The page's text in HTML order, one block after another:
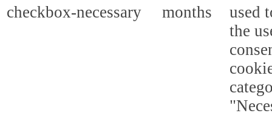
checkbox-necessary
months
used
the